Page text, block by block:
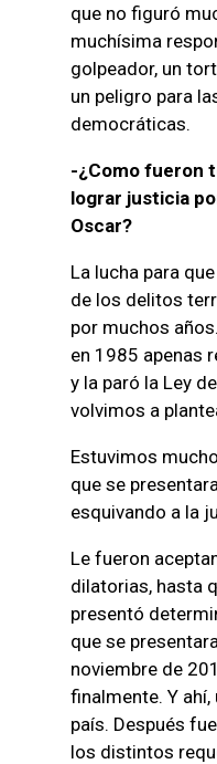
que no figuró
muchísima
golpeador, un
un peligro para
democráticas.
-¿Como fueron
lograr justicia
Oscar?
La lucha para
de los delitos
por muchos
en 1985 apenas
y la paró la Ley
volvimos a
Estuvimos
que se
esquivando a la
Le fueron
dilatorias, hasta
presentó
que se
noviembre de
finalmente. Y
país. Después
los distintos